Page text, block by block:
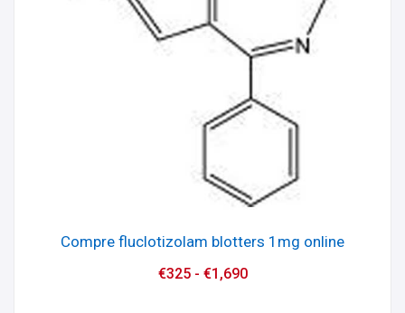
Compre fluclotizolam blotters 1mg online
€325- €1,690